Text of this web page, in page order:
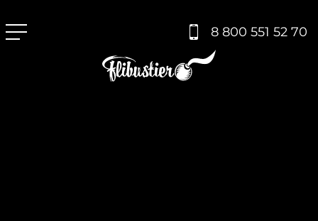
8 800 551 52 70